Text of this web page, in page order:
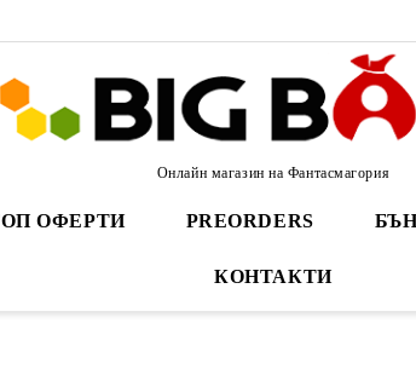
Онлайн магазин на Фантасмагория
ОФЕРТИ PREORDERS
КОНТАКТИ